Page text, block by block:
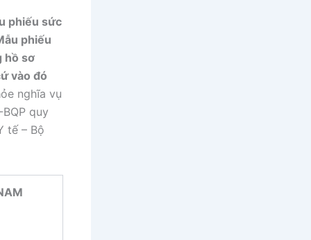
phiếu sức
phiếu
hồ sơ
vào đó
nghĩa vụ
quy
tế – Bộ